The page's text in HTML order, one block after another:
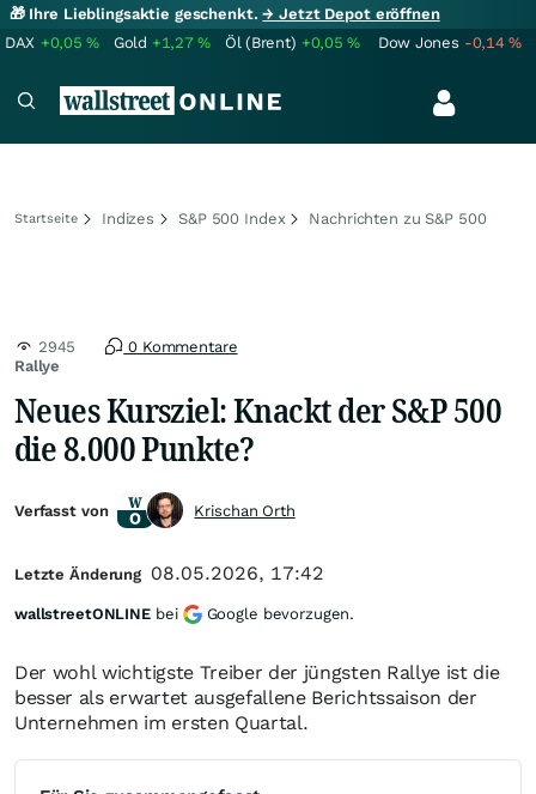
🎁 Ihre Lieblingsaktie geschenkt.→ Jetzt Depot eröffnen
DAX +0,05% Gold +1,27% Öl (Brent) +0,05% Dow Jones -0,14%
Startseite Indizes S&P 500 Index Nachrichten zu S&P 500
Rallye
2945 0 Kommentare
Neues Kursziel: Knackt der S&P 500
die 8.000 Punkte?
Der wohl wichtigste Treiber der jüngsten Rallye ist die
besser als erwartet ausgefallene Berichtssaison der
Unternehmen im ersten Quartal.
Verfasst von Krischan Orth
Letzte Änderung 08.05.2026, 17:42
wallstreetONLINE bei Google bevorzugen.